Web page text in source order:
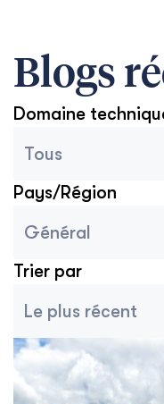
Blogs
Domaine
Pays/Région
Trier par